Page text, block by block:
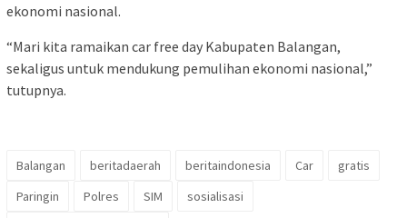
ekonomi nasional.
“Mari kita ramaikan car free day Kabupaten Balangan,
sekaligus untuk mendukung pemulihan ekonomi nasional,”
tutupnya.
Balangan beritadaerah beritaindonesia Car
gratis
Paringin
Polres SIM
sosialisasi